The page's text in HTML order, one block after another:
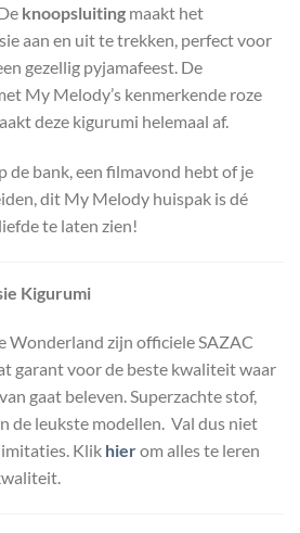
knoopsluiting maakt het
aan en uit te trekken, perfect voor
gezellig pyjamafeest. De
My Melody’s kenmerkende roze
deze kigurumi helemaal af.
de bank, een filmavond hebt of je
dit My Melody huispak is dé
te laten zien!
Kigurumi
Wonderland zijn officiele SAZAC
garant voor de beste kwaliteit waar
gaat beleven. Superzachte stof,
de leukste modellen. Val dus niet
Klik hierom alles te leren